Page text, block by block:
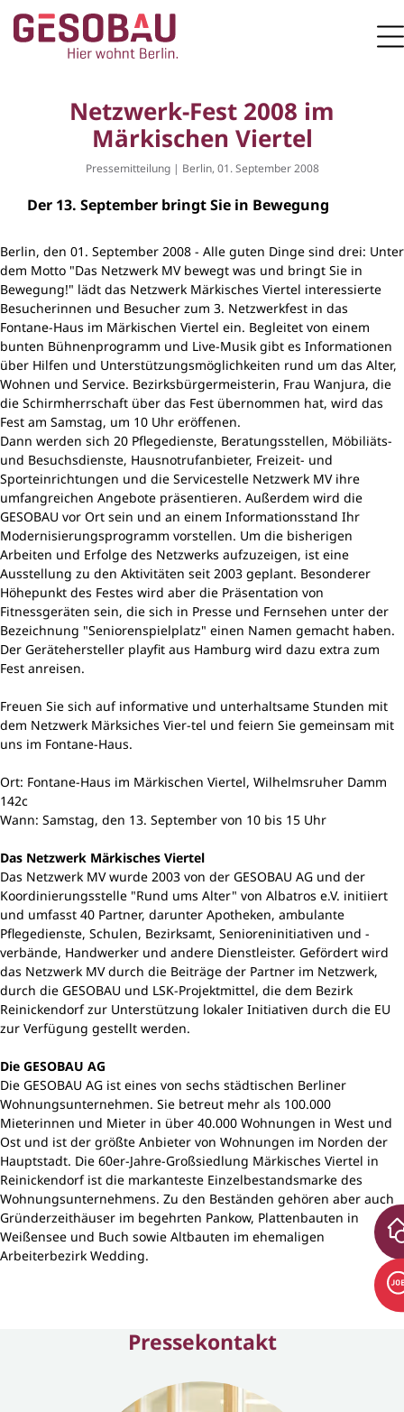
ZUM HAUPTINHALT SPRINGEN
Zur Startseite
Netzwerk-Fest 2008 im
Märkischen Viertel
Pressemitteilung | Berlin, 01. September 2008
Der 13. September bringt Sie in Bewegung
Berlin, den 01. September 2008 - Alle guten Dinge sind drei: Unter
dem Motto "Das Netzwerk MV bewegt was und bringt Sie in
Bewegung!" lädt das Netzwerk Märkisches Viertel interessierte
Besucherinnen und Besucher zum 3. Netzwerkfest in das
Fontane-Haus im Märkischen Viertel ein. Begleitet von einem
bunten Bühnenprogramm und Live-Musik gibt es Informationen
über Hilfen und Unterstützungsmöglichkeiten rund um das Alter,
Wohnen und Service. Bezirksbürgermeisterin, Frau Wanjura, die
die Schirmherrschaft über das Fest übernommen hat, wird das
Fest am Samstag, um 10 Uhr eröffenen.
Dann werden sich 20 Pflegedienste, Beratungsstellen, Möbiliäts-
und Besuchsdienste, Hausnotrufanbieter, Freizeit- und
Sporteinrichtungen und die Servicestelle Netzwerk MV ihre
umfangreichen Angebote präsentieren. Außerdem wird die
GESOBAU vor Ort sein und an einem Informationsstand Ihr
Modernisierungsprogramm vorstellen. Um die bisherigen
Arbeiten und Erfolge des Netzwerks aufzuzeigen, ist eine
Ausstellung zu den Aktivitäten seit 2003 geplant. Besonderer
Höhepunkt des Festes wird aber die Präsentation von
Fitnessgeräten sein, die sich in Presse und Fernsehen unter der
Bezeichnung "Seniorenspielplatz" einen Namen gemacht haben.
Der Gerätehersteller playfit aus Hamburg wird dazu extra zum
Fest anreisen.
Freuen Sie sich auf informative und unterhaltsame Stunden mit
dem Netzwerk Märksiches Vier-tel und feiern Sie gemeinsam mit
uns im Fontane-Haus.
Ort: Fontane-Haus im Märkischen Viertel, Wilhelmsruher Damm
142c
Wann: Samstag, den 13. September von 10 bis 15 Uhr
Das Netzwerk Märkisches Viertel
Das Netzwerk MV wurde 2003 von der GESOBAU AG und der
Koordinierungsstelle "Rund ums Alter" von Albatros e.V. initiiert
und umfasst 40 Partner, darunter Apotheken, ambulante
Pflegedienste, Schulen, Bezirksamt, Senioreninitiativen und -
verbände, Handwerker und andere Dienstleister. Gefördert wird
das Netzwerk MV durch die Beiträge der Partner im Netzwerk,
durch die GESOBAU und LSK-Projektmittel, die dem Bezirk
Reinickendorf zur Unterstützung lokaler Initiativen durch die EU
zur Verfügung gestellt werden.
Die GESOBAU AG
Die GESOBAU AG ist eines von sechs städtischen Berliner
Wohnungsunternehmen. Sie betreut mehr als 100.000
Mieterinnen und Mieter in über 40.000 Wohnungen in West und
Ost und ist der größte Anbieter von Wohnungen im Norden der
Hauptstadt. Die 60er-Jahre-Großsiedlung Märkisches Viertel in
Reinickendorf ist die markanteste Einzelbestandsmarke des
Wohnungsunternehmens. Zu den Beständen gehören aber auch
Gründerzeithäuser im begehrten Pankow, Plattenbauten in
Weißensee und Buch sowie Altbauten im ehemaligen
Arbeiterbezirk Wedding.
Pressekontakt